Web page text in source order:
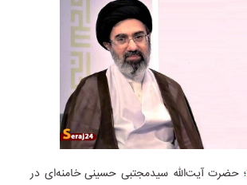
؛ حضرت آیت‌الله سیدمجتبی حسینی خامنه‌ای در